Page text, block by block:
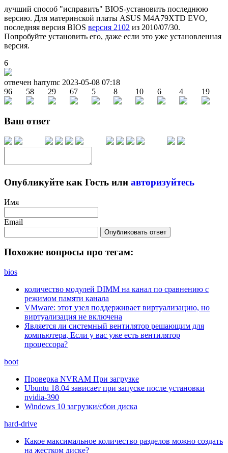
лучший способ "исправить" BIOS-установить последнюю
версию. Для материнской платы ASUS M4A79XTD EVO,
последняя версия BIOS версия 2102 из 2010/07/30.
Попробуйте установить его, даже если это уже установленная
версия.
6
отвечен harrymc 2023-05-08 07:18
96
58 29 67 5 8 10 6 4 19
Ваш ответ
Опубликуйте как Гость или авторизуйтесь
Имя
Email
Опубликовать ответ
Похожие вопросы про тегам:
bios
количество модулей DIMM на канал по сравнению с
режимом памяти канала
VMware: этот узел поддерживает виртуализацию, но
виртуализация не включена
Является ли системный вентилятор решающим для
компьютера, Если у вас уже есть вентилятор
процессора?
boot
Проверка NVRAM При загрузке
Ubuntu 18.04 зависает при запуске после установки
nvidia-390
Windows 10 загрузки/сбои диска
hard-drive
Какое максимальное количество разделов можно создать
на жестком диске?